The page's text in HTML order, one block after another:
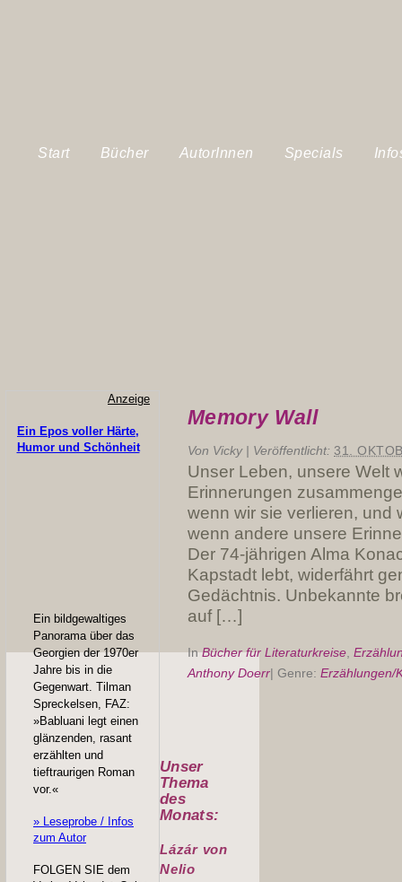
Start Bücher AutorInnen Specials
Memory Wall
Von Vicky| Veröffentlicht: 31.
Unser Leben, unsere Welt
Erinnerungen
wenn wir sie verlieren, und
wenn andere unsere
Der 74-jährigen Alma
Kapstadt lebt, widerfährt
Gedächtnis. Unbekannte
auf […]
InBücher für Literaturkreise
Anthony Doerr| Genre: Erzählungen/
Anzeige
Ein Epos voller Härte,
Humor und Schönheit
Ein bildgewaltiges
Panorama über das
Georgien der 1970er
Jahre bis in die
Gegenwart. Tilman
Spreckelsen, FAZ:
»Babluani legt einen
glänzenden, rasant
erzählten und
tieftraurigen Roman
vor.«
» Leseprobe / Infos
zum Autor
FOLGEN SIE dem
Unser
Thema
des
Monats:
Lázár von
Nelio